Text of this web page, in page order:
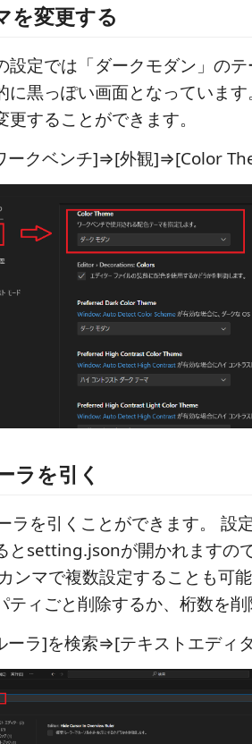
を変更する
設定では「ダークモダン」の
に黒っぽい画面となっていま
することができます。
ークベンチ]⇒[外観]⇒[Color
ラを引く
ラを引くことができます。 設
とsetting.jsonが開かれますの
ンマで複数設定することも可
ティごと削除するか、桁数を
ラ]を検索⇒[テキストエディ